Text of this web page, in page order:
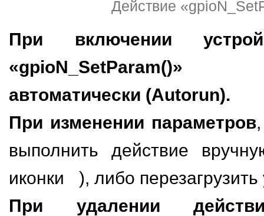
Действие
При включении
«gpioN_SetParam()»
автоматически (Autorun).
При изменении параметров
выполнить действие
иконки
), либо перезагрузить
При удалении